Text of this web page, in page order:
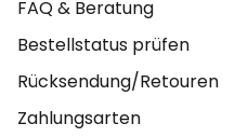
FAQ & Beratung
Bestellstatus prüfen
Rücksendung/Retouren
Zahlungsarten